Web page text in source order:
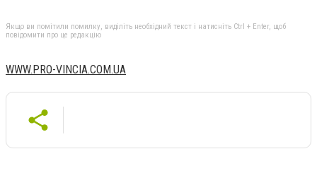
Якщо ви помітили помилку, виділіть необхідний текст і натисніть Ctrl + Enter, щоб
повідомити про це редакцію
WWW.PRO-VINCIA.COM.UA